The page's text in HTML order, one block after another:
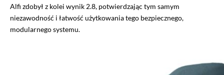
Alfi zdobył z kolei wynik 2.8, potwierdzając tym samym
niezawodność i łatwość użytkowania tego bezpiecznego,
modularnego systemu.